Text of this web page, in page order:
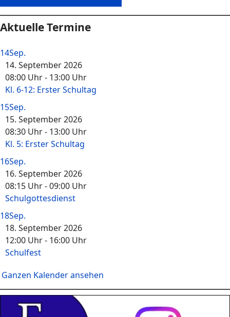
Aktuelle Termine
14Sep.
14. September 2026
08:00 Uhr- 13:00 Uhr
Kl. 6-12: Erster Schultag
15Sep.
15. September 2026
08:30 Uhr- 13:00 Uhr
Kl. 5: Erster Schultag
16Sep.
16. September 2026
08:15 Uhr-09:00 Uhr
Schulgottesdienst
18Sep.
18. September 2026
12:00 Uhr- 16:00 Uhr
Schulfest
Ganzen Kalender ansehen